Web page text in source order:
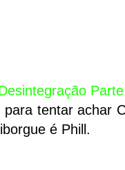
para tentar achar
é Phill.